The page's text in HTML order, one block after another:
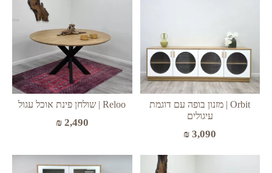
Orbit | מזנון בופה עם דוגמת
עיגולים
₪ 3,090
Reloo | שולחן פינת אוכל עגול
₪2,490